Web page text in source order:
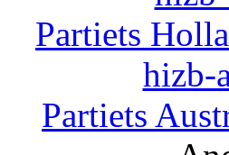
Partiets
hizb-
Partiets